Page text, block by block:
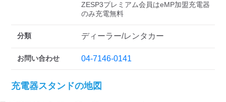
ZESP3プレミアム会員はeMP加盟充電器
のみ充電無料
分類 ディーラー/レンタカー
お問い合わせ 04-7146-0141
充電器スタンドの地図